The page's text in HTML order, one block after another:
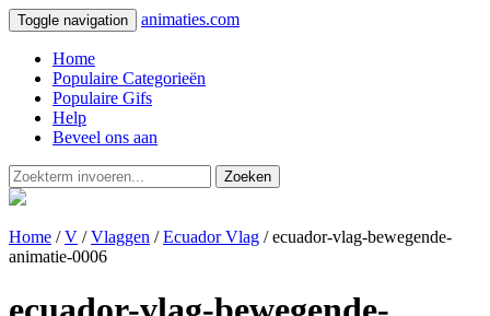
Toggle navigation animaties.com
Home
Populaire Categorieën
Populaire Gifs
Help
Beveel ons aan
Zoeken
Home /V /Vlaggen /Ecuador Vlag / ecuador-vlag-bewegende-
animatie-0006